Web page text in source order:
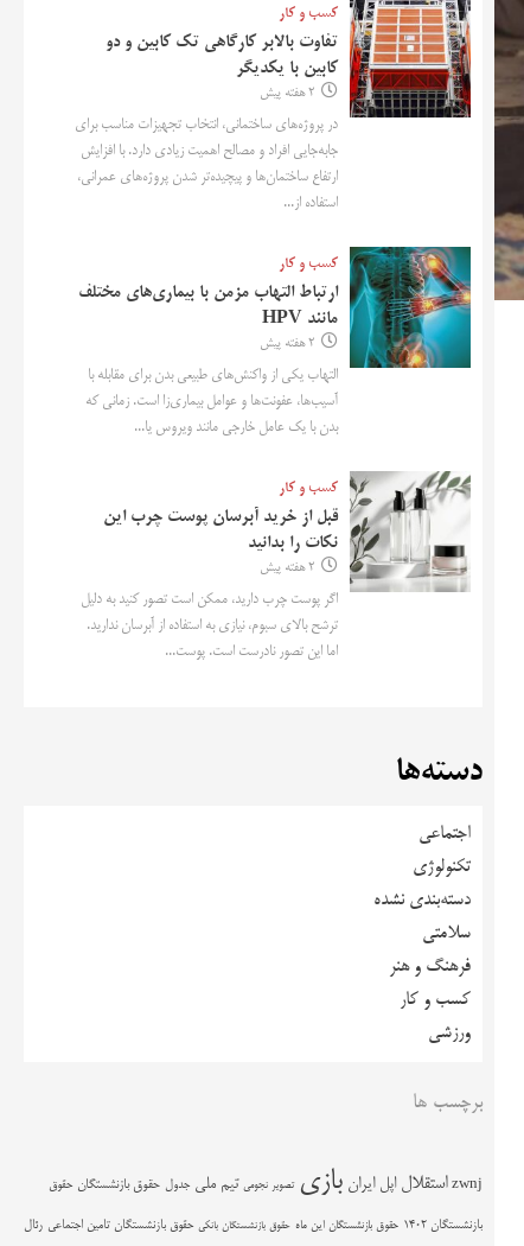
کسب و کار
تفاوت بالابر کارگاهی تک کابین و دو
کابین با یکدیگر
2 هفته پیش
در پروژه‌های ساختمانی، انتخاب تجهیزات مناسب برای
جابه‌جایی افراد و مصالح اهمیت زیادی دارد. با افزایش
ارتفاع ساختمان‌ها و پیچیده‌تر شدن پروژه‌های عمرانی،
استفاده از...
کسب و کار
ارتباط التهاب مزمن با بیماری‌های مختلف
مانند HPV
2 هفته پیش
التهاب یکی از واکنش‌های طبیعی بدن برای مقابله با
آسیب‌ها، عفونت‌ها و عوامل بیماری‌زا است. زمانی که
بدن با یک عامل خارجی مانند ویروس یا...
کسب و کار
قبل از خرید آبرسان پوست چرب این
نکات را بدانید
2 هفته پیش
اگر پوست چرب دارید، ممکن است تصور کنید به دلیل
ترشح بالای سبوم، نیازی به استفاده از آبرسان ندارید.
اما این تصور نادرست است. پوست...
دسته‌ها
اجتماعی
تکنولوژی
دسته‌بندی نشده
سلامتی
فرهنگ و هنر
کسب و کار
ورزشی
برچسب ها
zwnj استقلال اپل ایران بازی تصویر نجومی تیم ملی جدول حقوق بازنشستگان حقوق
بازنشستگان 1402 حقوق بازنشستگان این ماه حقوق بازنشستگان بانکی حقوق بازنشستگان تامین اجتماعی رئال